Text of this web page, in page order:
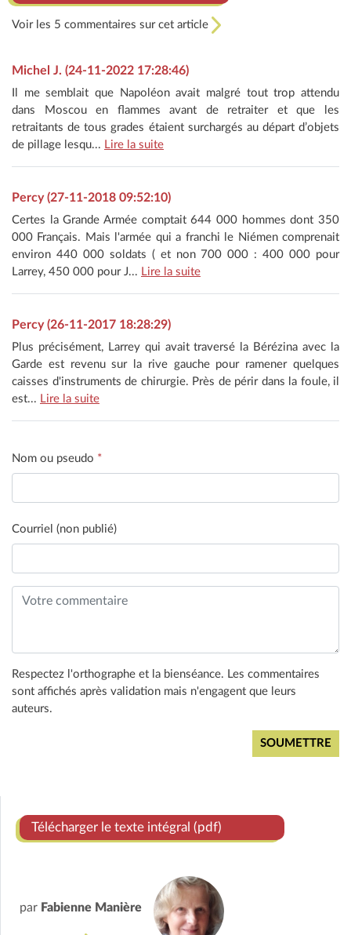
Voir les 5 commentaires sur cet article
Michel J. (24-11-2022 17:28:46)
Il me semblait que Napoléon avait malgré tout trop attendu
dans Moscou en flammes avant de retraiter et que les
retraitants de tous grades étaient surchargés au départ d’objets
de pillage lesqu... Lire la suite
Percy (27-11-2018 09:52:10)
Certes la Grande Armée comptait 644 000 hommes dont 350
000 Français. Mais l'armée qui a franchi le Niémen comprenait
environ 440 000 soldats ( et non 700 000 : 400 000 pour
Larrey, 450 000 pour J... Lire la suite
Percy (26-11-2017 18:28:29)
Plus précisément, Larrey qui avait traversé la Bérézina avec la
Garde est revenu sur la rive gauche pour ramener quelques
caisses d'instruments de chirurgie. Près de périr dans la foule, il
est... Lire la suite
Nom ou pseudo *
Courriel (non publié)
Respectez l'orthographe et la bienséance. Les commentaires
sont affichés après validation mais n'engagent que leurs
auteurs.
Télécharger le texte intégral (pdf)
par Fabienne Manière